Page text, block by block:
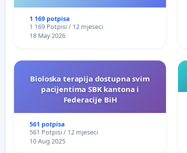
1 169 potpisa
1 169 Potpisi / 12 mjeseci
18 May 2026
Bioloska terapija dostupna svim
pacijentima SBK kantona i
Federacije BiH
561 potpisa
561 Potpisi / 12 mjeseci
10 Aug 2025